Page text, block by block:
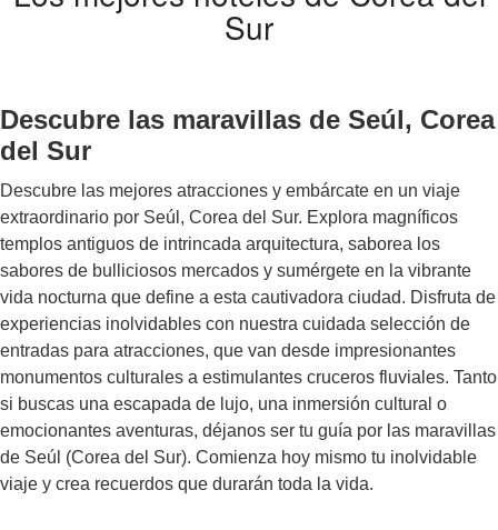
Sur
Descubre las maravillas de Seúl, Corea
del Sur
Descubre las mejores atracciones y embárcate en un viaje
extraordinario por Seúl, Corea del Sur. Explora magníficos
templos antiguos de intrincada arquitectura, saborea los
sabores de bulliciosos mercados y sumérgete en la vibrante
vida nocturna que define a esta cautivadora ciudad. Disfruta de
experiencias inolvidables con nuestra cuidada selección de
entradas para atracciones, que van desde impresionantes
monumentos culturales a estimulantes cruceros fluviales. Tanto
si buscas una escapada de lujo, una inmersión cultural o
emocionantes aventuras, déjanos ser tu guía por las maravillas
de Seúl (Corea del Sur). Comienza hoy mismo tu inolvidable
viaje y crea recuerdos que durarán toda la vida.